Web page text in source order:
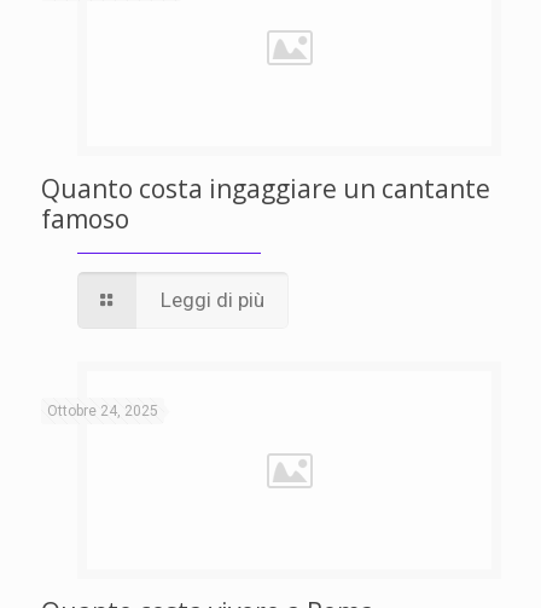
Quanto costa ingaggiare un cantante
famoso
Leggi di più
Ottobre 24, 2025